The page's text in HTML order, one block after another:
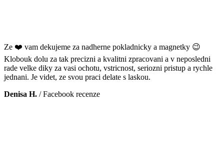
Ze ❤️ vam dekujeme za nadherne pokladnicky a magnetky 😉
Klobouk dolu za tak precizni a kvalitni zpracovani a v neposledni
rade velke diky za vasi ochotu, vstricnost, seriozni pristup a rychle
jednani. Je videt, ze svou praci delate s laskou.
Denisa H. /Facebook recenze